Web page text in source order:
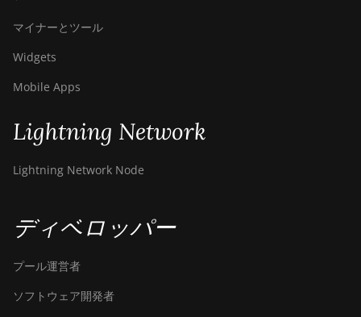
マイナーとツール
Widgets
Mobile Apps
Lightning Network
Lightning Network Node
ディベロッパー
プール運営者
ソフトウェア開発者